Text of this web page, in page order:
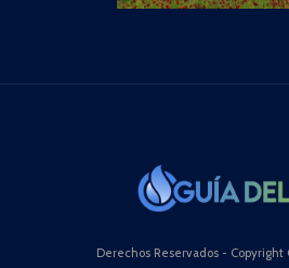
Derechos Reservados - Copyright